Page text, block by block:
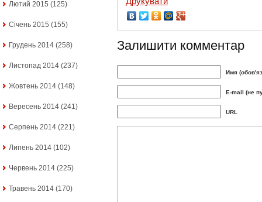
Лютий 2015 (125)
Січень 2015 (155)
Грудень 2014 (258)
Листопад 2014 (237)
Жовтень 2014 (148)
Вересень 2014 (241)
Серпень 2014 (221)
Липень 2014 (102)
Червень 2014 (225)
Травень 2014 (170)
Залишити комментар
Имя
E-mail (не
URL